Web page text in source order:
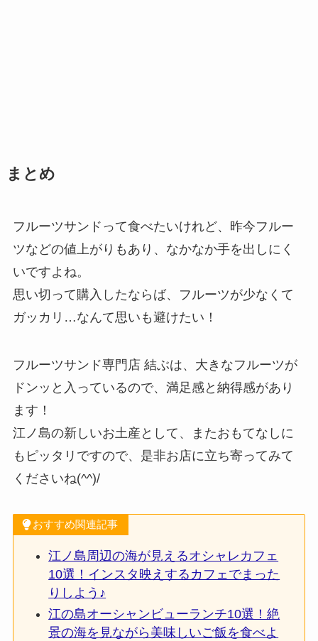
まとめ
フルーツサンドって食べたいけれど、昨今フルー
ツなどの値上がりもあり、なかなか手を出しにく
いですよね。
思い切って購入したならば、フルーツが少なくて
ガッカリ…なんて思いも避けたい！
フルーツサンド専門店 結ぶは、大きなフルーツが
ドンッと入っているので、満足感と納得感があり
ます！
江ノ島の新しいお土産として、またおもてなしに
もピッタリですので、是非お店に立ち寄ってみて
くださいね(^^)/
おすすめ関連記事
江ノ島周辺の海が見えるオシャレカフェ
10選！インスタ映えするカフェでまった
りしよう♪
江の島オーシャンビューランチ10選！絶
景の海を見ながら美味しいご飯を食べよ